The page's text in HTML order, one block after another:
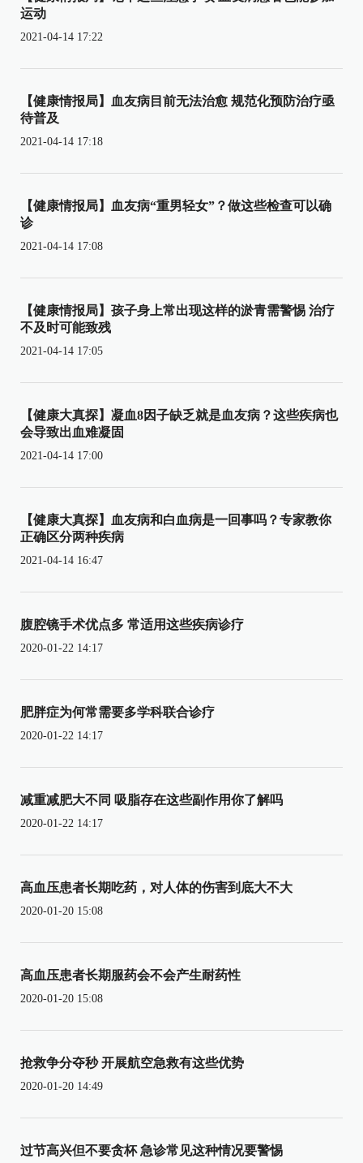
运动
2021-04-14 17:22
【健康情报局】血友病目前无法治愈 规范化预防治疗亟
待普及
2021-04-14 17:18
【健康情报局】血友病“重男轻女”？做这些检查可以确
诊
2021-04-14 17:08
【健康情报局】孩子身上常出现这样的淤青需警惕 治疗
不及时可能致残
2021-04-14 17:05
【健康大真探】凝血8因子缺乏就是血友病？这些疾病也
会导致出血难凝固
2021-04-14 17:00
【健康大真探】血友病和白血病是一回事吗？专家教你
正确区分两种疾病
2021-04-14 16:47
腹腔镜手术优点多 常适用这些疾病诊疗
2020-01-22 14:17
肥胖症为何常需要多学科联合诊疗
2020-01-22 14:17
减重减肥大不同 吸脂存在这些副作用你了解吗
2020-01-22 14:17
高血压患者长期吃药，对人体的伤害到底大不大
2020-01-20 15:08
高血压患者长期服药会不会产生耐药性
2020-01-20 15:08
抢救争分夺秒 开展航空急救有这些优势
2020-01-20 14:49
过节高兴但不要贪杯 急诊常见这种情况要警惕